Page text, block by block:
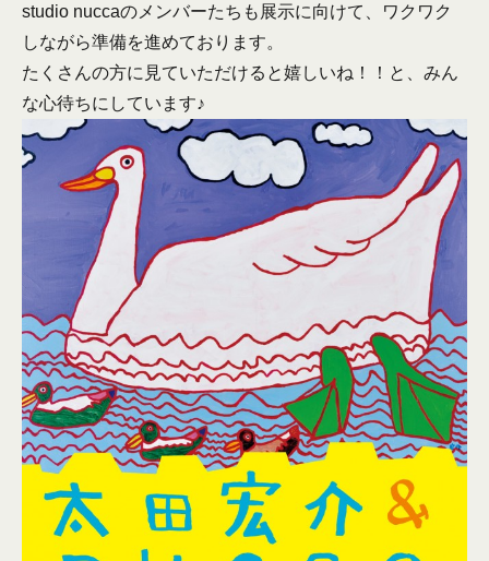
studio nuccaのメンバーたちも展示に向けて、ワクワク
しながら準備を進めております。
たくさんの方に見ていただけると嬉しいね！！と、みん
な心待ちにしています♪